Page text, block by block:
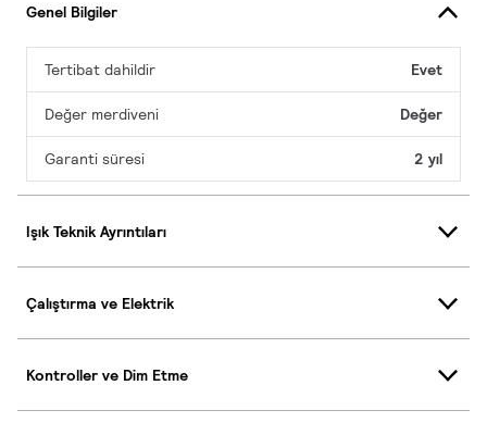
Genel Bilgiler
Tertibat dahildir Evet
Değer merdiveni Değer
Garanti süresi 2 yıl
Işık Teknik Ayrıntıları
Çalıştırma ve Elektrik
Kontroller ve Dim Etme